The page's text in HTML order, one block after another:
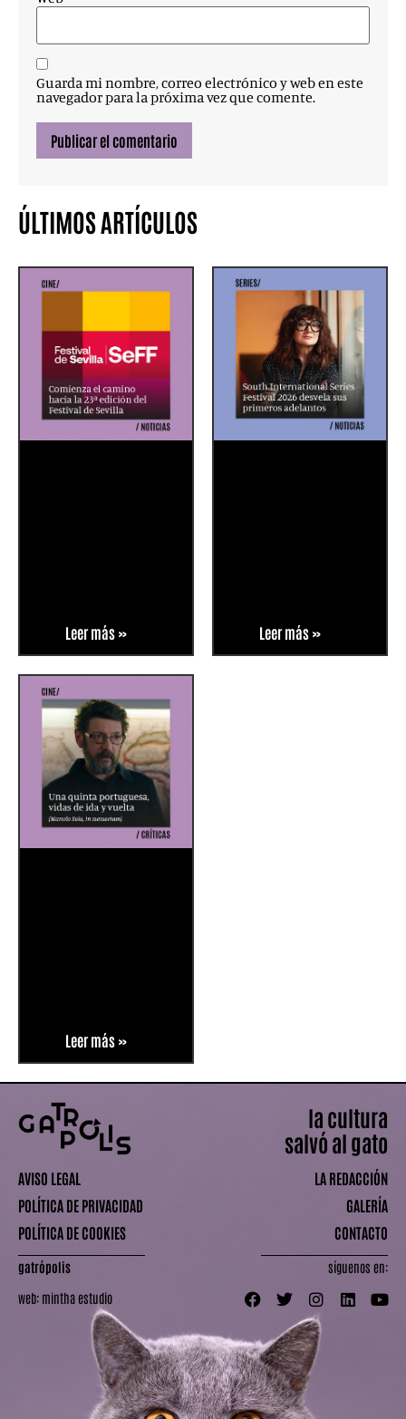
Guarda mi nombre, correo electrónico y web en este
navegador para la próxima vez que comente.
ÚLTIMOS ARTÍCULOS
Leer más » Leer más »
Leer más »
AVISO LEGAL
POLÍTICA DE PRIVACIDAD
POLÍTICA DE COOKIES
gatrópolis
web: mintha estudio
la cultura
salvó al gato
LA REDACCIÓN
GALERÍA
CONTACTO
síguenos en: